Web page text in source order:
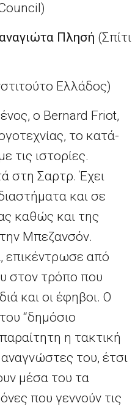
Πλησή (Σπίτι
Ελλάδος)
ο Bernard Friot,
το κατά-
τις ιστορίες.
στη Σαρτρ. Έχει
και σε
καθώς και της
Μπεζανσόν.
επικέντρωσε από
στον τρόπο που
και οι έφηβοι. Ο
“δημόσιο
η τακτική
του, έτσι
μέσα του τα
που γεννούν τις